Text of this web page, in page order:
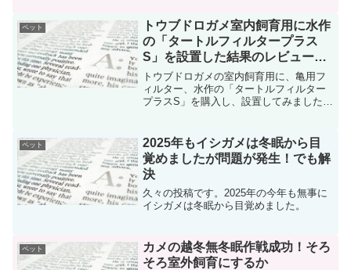
は言ってもゴソゴソしていてすでに起き
ている感じでしたが...
ペット
トウブドロガメ室内飼育用に水作
の「タートルフィルタープラス
S」を設置した結果のレビューな
ど
トウブドロガメの室内飼育用に、亀用フ
ィルター、水作の「タートルフィルター
プラスS」を購入し、設置してみました。
ドロガメ用には違う亀用フィルターを使
ってみたく、水作の「...
ペット
2025年もイシガメは冬眠から目
覚めましたが問題が発生！でも解
決
久々の投稿です。2025年の今年も無事に
イシガメは冬眠から目覚めました。
ペット
カメの越冬無冬眠作戦成功！そろ
そろ室外飼育にするか